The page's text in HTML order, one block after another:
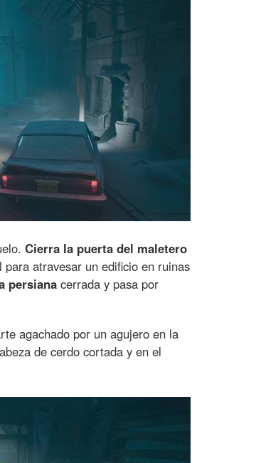
Cierra la puerta del maletero
atravesar un edificio en ruinas
persiana cerrada y pasa por
agachado por un agujero en la
de cerdo cortada y en el